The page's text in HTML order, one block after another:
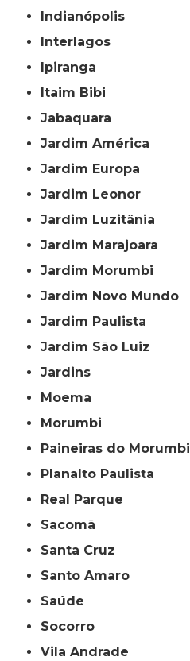
Indianópolis
Interlagos
Ipiranga
Itaim Bibi
Jabaquara
Jardim América
Jardim Europa
Jardim Leonor
Jardim Luzitânia
Jardim Marajoara
Jardim Morumbi
Jardim Novo Mundo
Jardim Paulista
Jardim São Luiz
Jardins
Moema
Morumbi
Paineiras do Morumbi
Planalto Paulista
Real Parque
Sacomã
Santa Cruz
Santo Amaro
Saúde
Socorro
Vila Andrade